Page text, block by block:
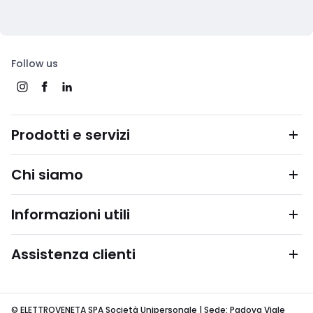
Follow us
Prodotti e servizi
Chi siamo
Informazioni utili
Assistenza clienti
© ELETTROVENETA SPA Società Unipersonale | Sede: Padova Viale